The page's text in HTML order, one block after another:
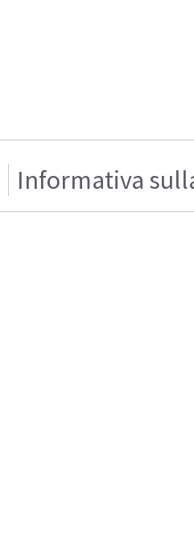
Informativa